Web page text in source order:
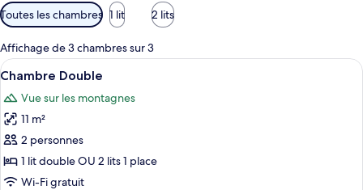
Filtres
disponibles
pour
les
chambres
Toutes les chambres 1 lit 2 lits
Affichage de 3 chambres sur 3
Afficher
toutes
les
photos
pour
ce
type
Une chambre avec un plafond en
10
Chambre Double
Vue sur les montagnes
11 m²
2 personnes
1 lit double OU 2 lits 1 place
Wi-Fi gratuit